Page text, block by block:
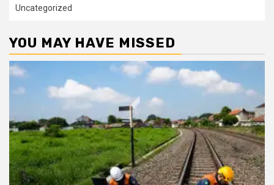
Uncategorized
YOU MAY HAVE MISSED